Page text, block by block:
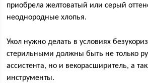
приобрела желтоватый или серый
неоднородные хлопья.
Укол нужно делать в условиях
стерильными должны быть не только
ассистента, но и векорасширитель, а
инструменты.